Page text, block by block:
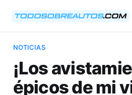
NOTICIAS
¡Los
épicos de mi